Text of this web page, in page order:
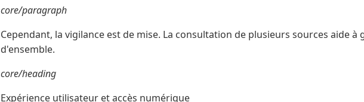
core/paragraph
Cependant, la vigilance est de mise. La consultation de plusieurs sources aide à
d'ensemble.
core/heading
Expérience utilisateur et accès numérique